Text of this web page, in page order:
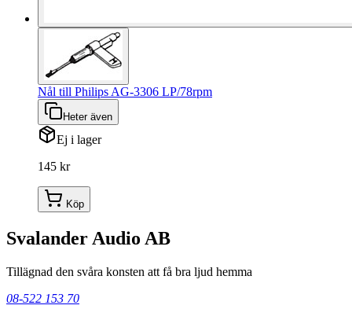
Nål till Philips AG-3306 LP/78rpm
Heter även
Ej i lager
145 kr
Köp
Svalander Audio AB
Tillägnad den svåra konsten att få bra ljud hemma
08-522 153 70